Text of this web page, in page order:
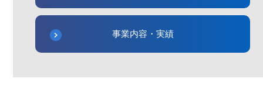
事業内容・実績